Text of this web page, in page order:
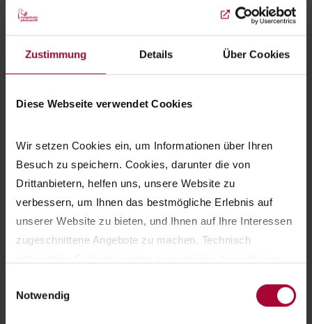
Zustimmung Details Über Cookies
Diese Webseite verwendet Cookies
Wir setzen Cookies ein, um Informationen über Ihren
Besuch zu speichern. Cookies, darunter die von
Drittanbietern, helfen uns, unsere Website zu
verbessern, um Ihnen das bestmögliche Erlebnis auf
unserer Website zu bieten, und Ihnen auf Ihre Interessen
zugeschnittene Angebote zu machen. Technisch
am Seitenende unter Cookie-Einstellungen ändern.
Notwendig